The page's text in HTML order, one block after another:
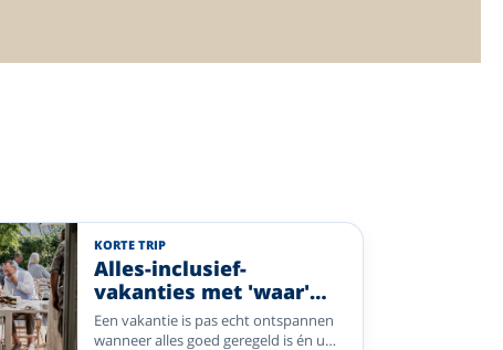
KORTE TRIP
Alles-inclusief-
vakanties met 'waar'
voor uw geld. Daar
wordt u vrolijk van!
Een vakantie is pas echt ontspannen
wanneer alles goed geregeld is én u